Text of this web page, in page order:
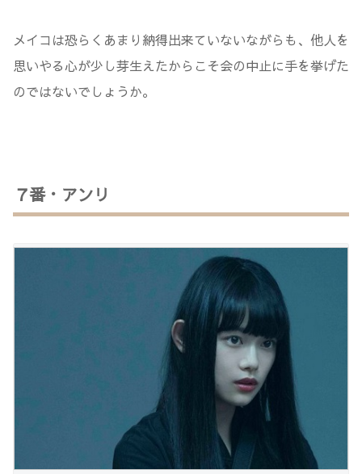
メイコは恐らくあまり納得出来ていないながらも、他人を
思いやる心が少し芽生えたからこそ会の中止に手を挙げた
のではないでしょうか。
７番・アンリ